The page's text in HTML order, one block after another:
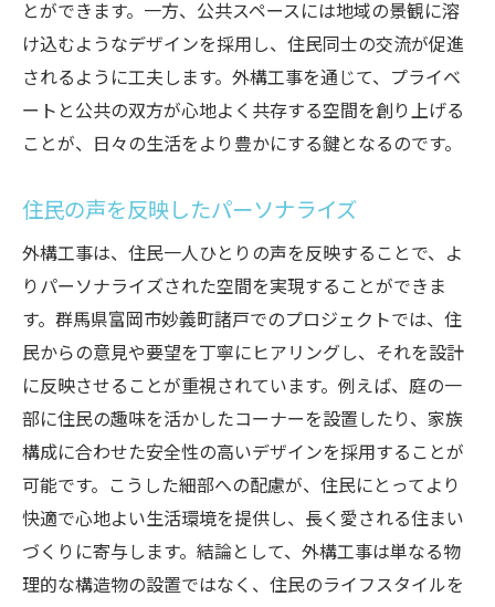
とができます。一方、公共スペースには地域の景観に溶
け込むようなデザインを採用し、住民同士の交流が促進
されるように工夫します。外構工事を通じて、プライベ
ートと公共の双方が心地よく共存する空間を創り上げる
ことが、日々の生活をより豊かにする鍵となるのです。
住民の声を反映したパーソナライズ
外構工事は、住民一人ひとりの声を反映することで、よ
りパーソナライズされた空間を実現することができま
す。群馬県富岡市妙義町諸戸でのプロジェクトでは、住
民からの意見や要望を丁寧にヒアリングし、それを設計
に反映させることが重視されています。例えば、庭の一
部に住民の趣味を活かしたコーナーを設置したり、家族
構成に合わせた安全性の高いデザインを採用することが
可能です。こうした細部への配慮が、住民にとってより
快適で心地よい生活環境を提供し、長く愛される住まい
づくりに寄与します。結論として、外構工事は単なる物
理的な構造物の設置ではなく、住民のライフスタイルを